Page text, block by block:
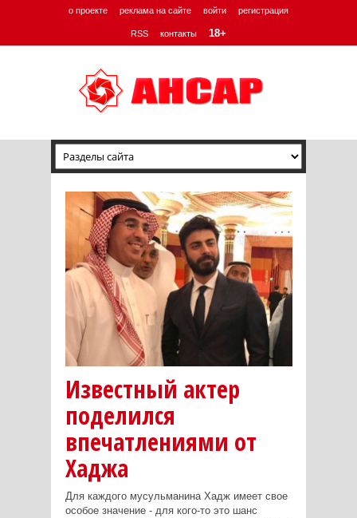
о проекте реклама на сайте войти регистрация
RSS контакты 18+
Известный актер
поделился
впечатлениями от
Хаджа
Для каждого мусульманина Хадж имеет свое
особое значение - для кого-то это шанс